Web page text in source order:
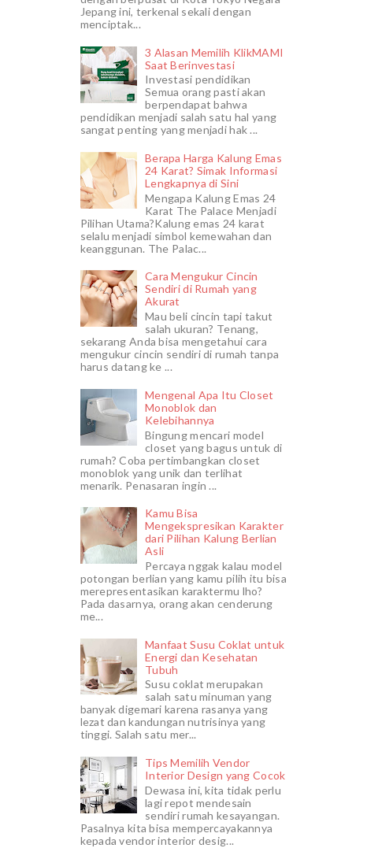
Jepang ini, terkenal sekali dengan
menciptak...
3 Alasan Memilih KlikMAMI
Saat Berinvestasi
Investasi pendidikan
Semua orang pasti akan
berpendapat bahwa
pendidikan menjadi salah satu hal yang
sangat penting yang menjadi hak ...
Berapa Harga Kalung Emas
24 Karat? Simak Informasi
Lengkapnya di Sini
Mengapa Kalung Emas 24
Karat The Palace Menjadi
Pilihan Utama?Kalung emas 24 karat
selalu menjadi simbol kemewahan dan
keanggunan. The Palac...
Cara Mengukur Cincin
Sendiri di Rumah yang
Akurat
Mau beli cincin tapi takut
salah ukuran? Tenang,
sekarang Anda bisa mengetahui cara
mengukur cincin sendiri di rumah tanpa
harus datang ke ...
Mengenal Apa Itu Closet
Monoblok dan
Kelebihannya
Bingung mencari model
closet yang bagus untuk di
rumah? Coba pertimbangkan closet
monoblok yang unik dan terlihat
menarik. Penasaran ingin ...
Kamu Bisa
Mengekspresikan Karakter
dari Pilihan Kalung Berlian
Asli
Percaya nggak kalau model
potongan berlian yang kamu pilih itu bisa
merepresentasikan karaktermu lho?
Pada dasarnya, orang akan cenderung
me...
Manfaat Susu Coklat untuk
Energi dan Kesehatan
Tubuh
Susu coklat merupakan
salah satu minuman yang
banyak digemari karena rasanya yang
lezat dan kandungan nutrisinya yang
tinggi. Salah satu mer...
Tips Memilih Vendor
Interior Design yang Cocok
Dewasa ini, kita tidak perlu
lagi repot mendesain
sendiri rumah kesayangan.
Pasalnya kita bisa mempercayakannya
kepada vendor interior desig...